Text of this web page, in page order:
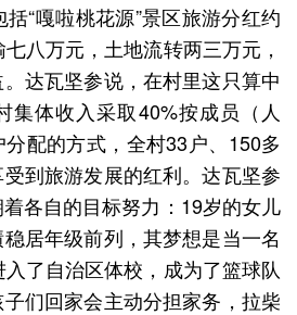
“嘎啦桃花源”景区旅游分红约
八万元，土地流转两三万元，
达瓦坚参说，在村里这只算中
集体收入采取40%按成员（人
配的方式，全村33户、150多
到旅游发展的红利。达瓦坚参
各自的目标努力：19岁的女儿
居年级前列，其梦想是当一名
了自治区体校，成为了篮球队
们回家会主动分担家务，拉柴